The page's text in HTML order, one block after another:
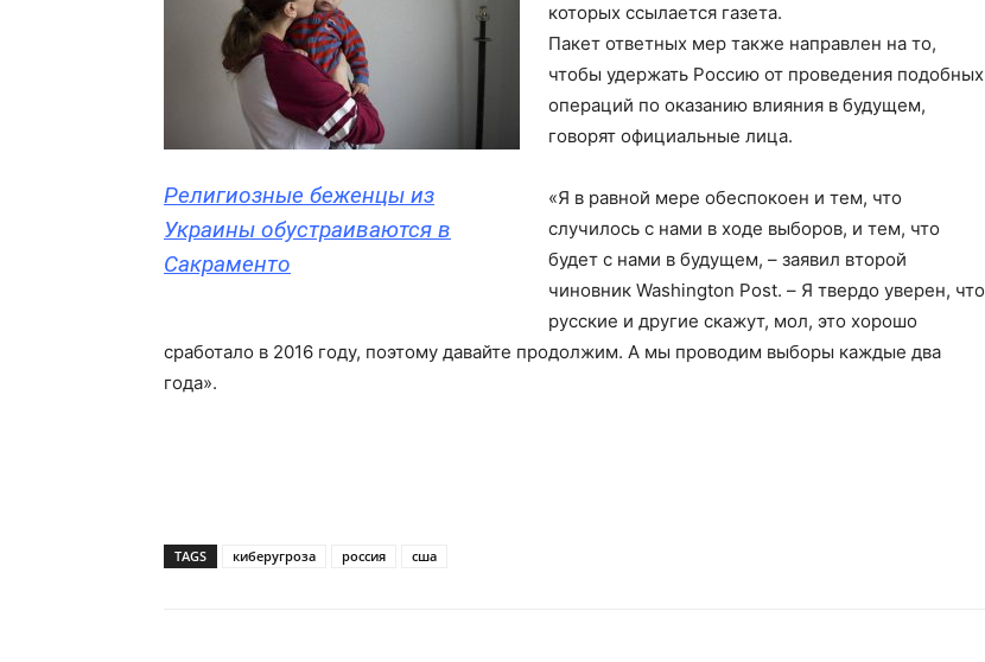
Религиозные беженцы из
Украины обустраиваются в
Сакраменто
которых ссылается газета.
Пакет ответных мер также направлен на то,
чтобы удержать Россию от проведения подобных
операций по оказанию влияния в будущем,
говорят официальные лица.
«Я в равной мере обеспокоен и тем, что
случилось с нами в ходе выборов, и тем, что
будет с нами в будущем, – заявил второй
чиновник Washington Post. – Я твердо уверен, что
русские и другие скажут, мол, это хорошо
сработало в 2016 году, поэтому давайте продолжим. А мы проводим выборы каждые два
года».
TAGS киберугроза россия сша